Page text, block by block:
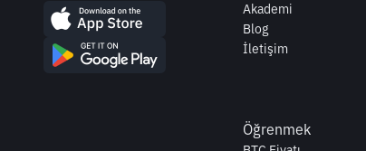
Akademi
Blog
İletişim
Öğrenmek